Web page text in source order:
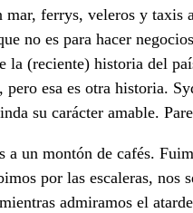
ferrys, veleros y taxis
no es para hacer
la (reciente) historia del
pero esa es otra historia.
su carácter amable.
a un montón de cafés.
por las escaleras,
admiramos el